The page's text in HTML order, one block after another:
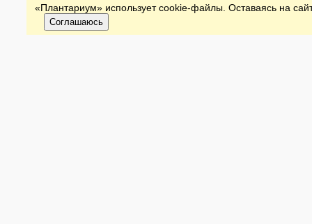
«Плантариум» использует cookie-файлы. Оставаясь на
Соглашаюсь